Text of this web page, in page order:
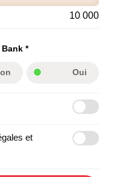
10 000
*
Oui
et